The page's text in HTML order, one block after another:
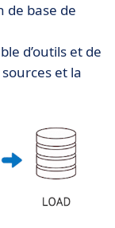
de base de
d’outils et de
et la